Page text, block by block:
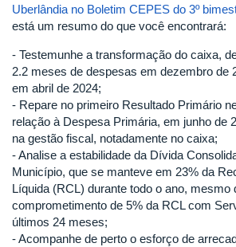
Uberlândia no Boletim CEPES do 3º
está um resumo do que você encontrará:
- Testemunhe a transformação do caixa,
2.2 meses de despesas em dezembro de
em abril de 2024;
- Repare no primeiro Resultado Primário
relação à Despesa Primária, em junho de
na gestão fiscal, notadamente no caixa;
- Analise a estabilidade da Dívida
Município, que se manteve em 23% da
Líquida (RCL) durante todo o ano, mesmo
comprometimento de 5% da RCL com
últimos 24 meses;
- Acompanhe de perto o esforço de